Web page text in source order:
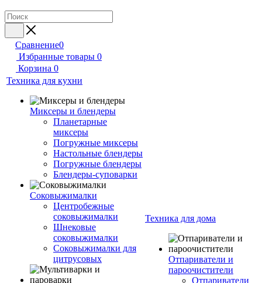
Сравнение0
Избранные товары 0
Корзина 0
Техника для кухни
Миксеры и блендеры
Планетарные
миксеры
Погружные миксеры
Настольные блендеры
Погружные блендеры
Блендеры-суповарки
Соковыжималки
Центробежные
соковыжималки
Шнековые
соковыжималки
Соковыжималки для
цитрусовых
Техника для дома
Отпариватели и
пароочистители
Отпариватели